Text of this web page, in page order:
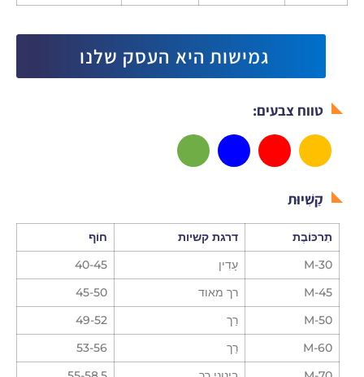
גמישות היא העסק שלנו
טווח צבעים:
קַשִׁיוּת
תִרכּוֹבֶת דרגת קשיות
חוֹף
M-30
עָדִין
40-45
M-45
רך מאוד
45-50
M-50
רַך
49-52
M-60
רַך
53-56